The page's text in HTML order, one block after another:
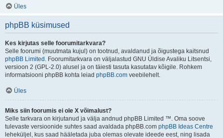
Üles
phpBB küsimused
Kes kirjutas selle foorumitarkvara?
Selle foorumi (muutmata kujul) on tootnud, avaldanud ja õigustega kaitsnud
phpBB Limited . Foorumitarkvara on väljalastud GNU Üldise Avaliku Litsentsi,
versioon 2 (GPL-2.0) alusel ja on täiesti tasuta kasutatav kõigile. Rohkem
informatsiooni phpBB kohta leiad phpBB.com veebilehelt.
Üles
Miks siin foorumis ei ole X võimalust?
Selle tarkvara on kirjutanud ja välja andnud phpBB Limited ™. Oma soove
tulevaste versioonide suhtes saad avaldada phpBB.com phpBB Ideas Centre
leheküljel, kus saad hääletada juba olemas olevate ideede eest, ning lisada